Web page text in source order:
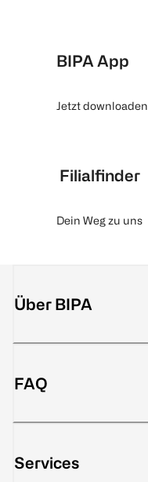
BIPA App
Jetzt downloaden
Filialfinder
Dein Weg zu uns
Über BIPA
FAQ
Services